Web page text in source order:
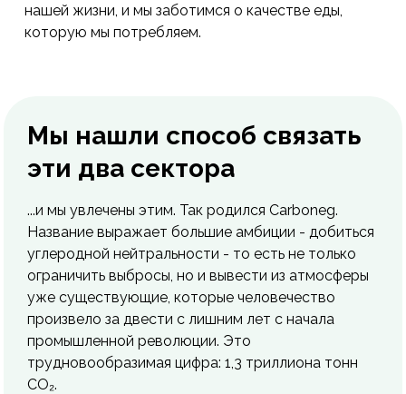
нашей жизни, и мы заботимся о качестве еды,
которую мы потребляем.
Мы нашли способ связать
эти два сектора
...и мы увлечены этим. Так родился Carboneg.
Название выражает большие амбиции - добиться
углеродной нейтральности - то есть не только
ограничить выбросы, но и вывести из атмосферы
уже существующие, которые человечество
произвело за двести с лишним лет с начала
промышленной революции. Это
трудновообразимая цифра: 1,3 триллиона тонн
CO₂.